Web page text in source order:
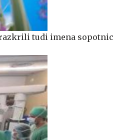
tudi imena sopotnic